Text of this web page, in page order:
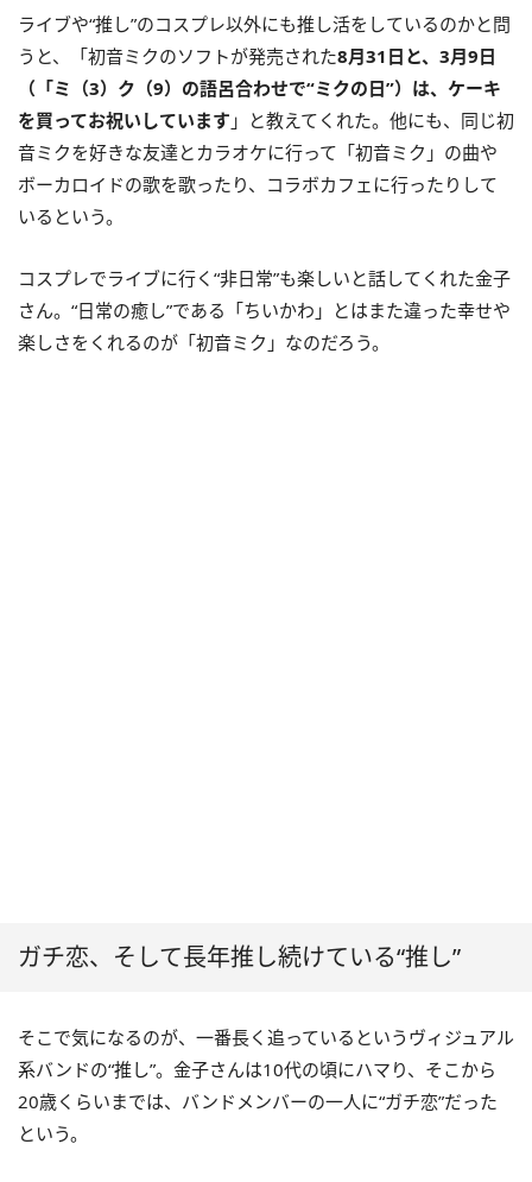
ライブや“推し”のコスプレ以外にも推し活をしているのかと問
うと、「初音ミクのソフトが発売された8月31日と、3月9日
（「ミ（3）ク（9）の語呂合わせで“ミクの日”）は、ケーキ
を買ってお祝いしています 」と教えてくれた。他にも、同じ初
音ミクを好きな友達とカラオケに行って「初音ミク」の曲や
ボーカロイドの歌を歌ったり、コラボカフェに行ったりして
いるという。
コスプレでライブに行く“非日常”も楽しいと話してくれた金子
さん。“日常の癒し”である「ちいかわ」とはまた違った幸せや
楽しさをくれるのが「初音ミク」なのだろう。
ガチ恋、そして長年推し続けている“推し”
そこで気になるのが、一番長く追っているというヴィジュアル
系バンドの“推し”。金子さんは10代の頃にハマり、そこから
20歳くらいまでは、バンドメンバーの一人に“ガチ恋”だった
という。